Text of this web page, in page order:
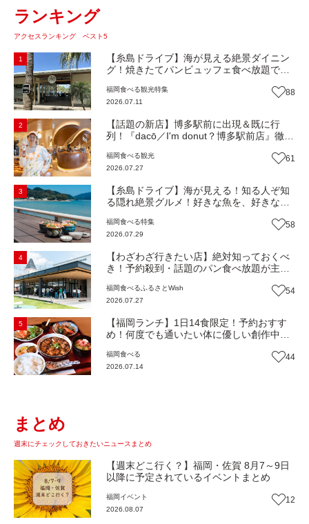
ランキング
アクセスランキング ベスト5
1
【糸島ドライブ】海が見える絶景ダイニン
グ！焼きたてパンビュッフェ食べ放題で大
Beach Cafe』（福岡・糸島市）【まち歩
き】
福岡食べる観光特集
2026.07.11
88
2
【話題の新店】博多駅前に出現＆既に行
列！『dacō／I'm donut？博多駅前店』徹底
しみ方＆イチオシメニューも紹介！（福岡
市博多区）【まち歩き】
福岡食べる観光
2026.07.27
61
3
【糸島ドライブ】海が見える！知る人ぞ知
る隠れ絶景グルメ！好きな魚を、好きなだ
堂』（福岡市西区）【まち歩き】
福岡食べる特集
2026.07.29
58
4
【わざわざ行きたい店】絶対知っておくべ
き！予約殺到・話題のパン食べ放題が主
『bound garden』（福岡・新宮町）【まち
歩き】
福岡食べるふるさとWish
2026.07.27
54
5
【福岡ランチ】1日14食限定！予約おすす
め！何度でも通いたい体に優しい創作中華
【まち歩き】
福岡食べる
2026.07.14
44
まとめ
週末にチェックしておきたいニュースまとめ
【週末どこ行く？】福岡・佐賀 8月7～9日
以降に予定されているイベントまとめ
福岡 イベント
2026.08.07
12